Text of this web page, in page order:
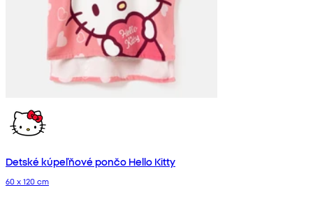
Detské kúpeľňové pončo Hello Kitty
60 x 120 cm